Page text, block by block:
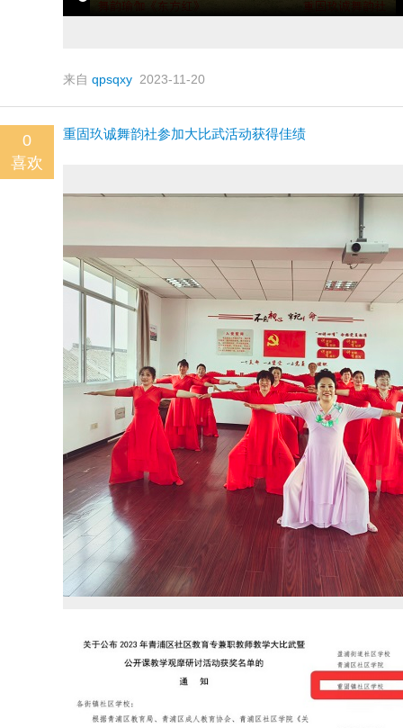
来自 qpsqxy 2023-11-20
重固玖诚舞韵社参加大比武活动获得佳绩
0
喜欢